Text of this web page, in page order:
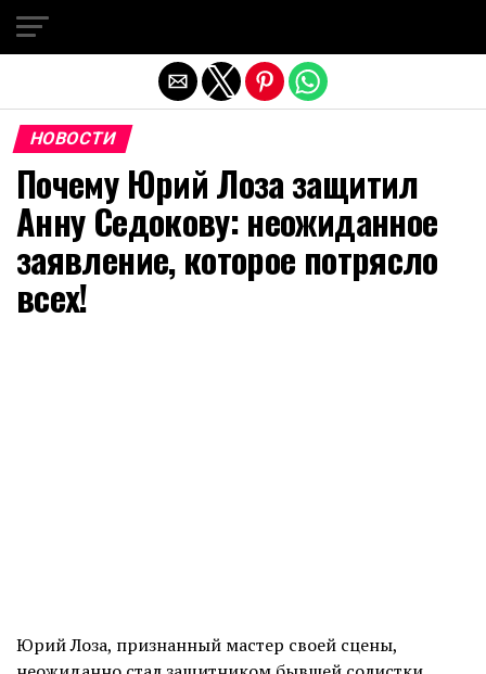
НОВОСТИ
Почему Юрий Лоза защитил
Анну Седокову: неожиданное
заявление, которое потрясло
всех!
Юрий Лоза, признанный мастер своей сцены,